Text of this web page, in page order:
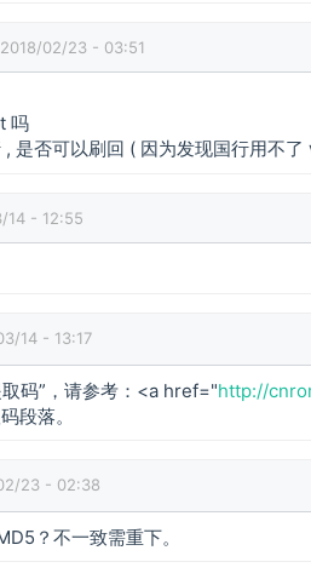
02/23 - 03:51
吗
是否可以刷回 ( 因为发现国行用不了
14 - 12:55
14 - 13:17
取码”，请参考：<a href="http://
段落。
23 - 02:38
？不一致需重下。